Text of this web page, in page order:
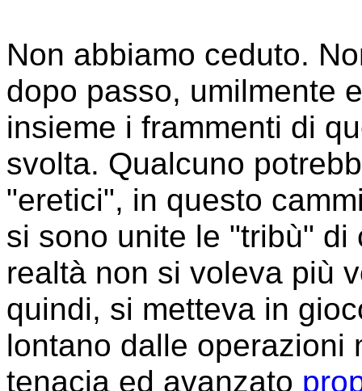
Non abbiamo ceduto.
dopo passo, umilmente
insieme i frammenti di
svolta. Qualcuno
"eretici", in questo
si sono unite le "tribù"
realtà non si voleva più
quindi, si metteva in
lontano dalle operazioni
tenacia ed avanzato